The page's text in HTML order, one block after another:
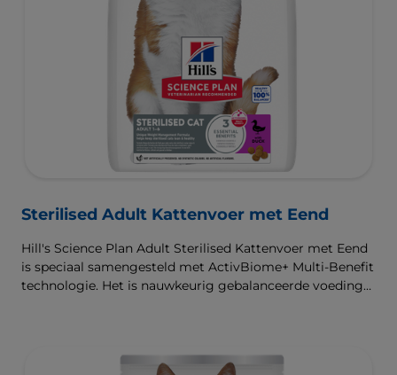
Sterilised Adult Kattenvoer met Eend
Hill's Science Plan Adult Sterilised Kattenvoer met Eend
is speciaal samengesteld met ActivBiome+ Multi-Benefit
technologie. Het is nauwkeurig gebalanceerde voeding